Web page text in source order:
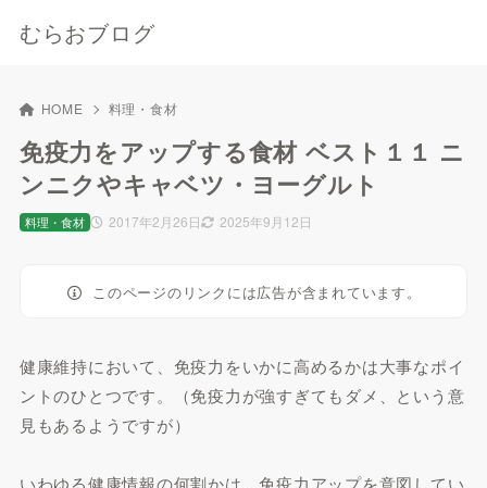
むらおブログ
HOME 料理・食材
免疫力をアップする食材 ベスト１１ ニ
ンニクやキャベツ・ヨーグルト
2017年2月26日 2025年9月12日
料理・食材
このページのリンクには広告が含まれています。
健康維持において、免疫力をいかに高めるかは大事なポイ
ントのひとつです。（免疫力が強すぎてもダメ、という意
見もあるようですが）
いわゆる健康情報の何割かは、免疫力アップを意図してい